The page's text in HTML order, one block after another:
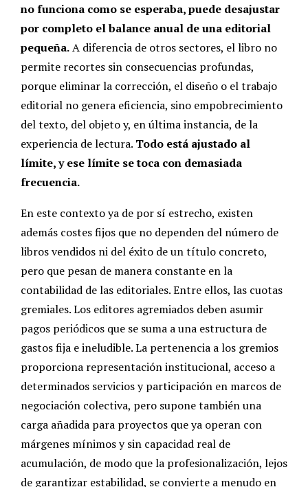
no funciona como se esperaba, puede desajustar
por completo el balance anual de una editorial
pequeña.A diferencia de otros sectores, el libro no
permite recortes sin consecuencias profundas,
porque eliminar la corrección, el diseño o el trabajo
editorial no genera eficiencia, sino empobrecimiento
del texto, del objeto y, en última instancia, de la
experiencia de lectura. Todo está ajustado al
límite, y ese límite se toca con demasiada
frecuencia.
En este contexto ya de por sí estrecho, existen
además costes fijos que no dependen del número de
libros vendidos ni del éxito de un título concreto,
pero que pesan de manera constante en la
contabilidad de las editoriales. Entre ellos, las cuotas
gremiales. Los editores agremiados deben asumir
pagos periódicos que se suma a una estructura de
gastos fija e ineludible. La pertenencia a los gremios
proporciona representación institucional, acceso a
determinados servicios y participación en marcos de
negociación colectiva, pero supone también una
carga añadida para proyectos que ya operan con
márgenes mínimos y sin capacidad real de
acumulación, de modo que la profesionalización, lejos
de garantizar estabilidad, se convierte a menudo en